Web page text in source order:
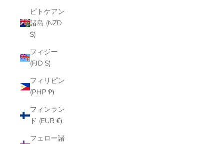
ピトケアン
諸島 (NZD
$)
フィジー
(FJD $)
フィリピン
(PHP ₱)
フィンラン
ド (EUR €)
フェロー諸